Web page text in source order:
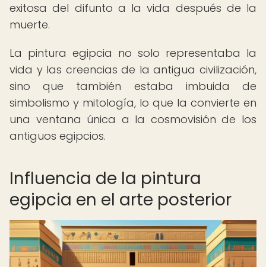
exitosa del difunto a la vida después de la
muerte.
La pintura egipcia no solo representaba la
vida y las creencias de la antigua civilización,
sino que también estaba imbuida de
simbolismo y mitología, lo que la convierte en
una ventana única a la cosmovisión de los
antiguos egipcios.
Influencia de la pintura
egipcia en el arte posterior